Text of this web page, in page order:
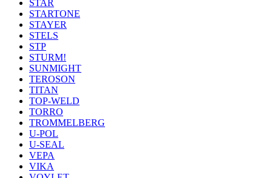
STAR
STARTONE
STAYER
STELS
STP
STURM!
SUNMIGHT
TEROSON
TITAN
TOP-WELD
TORRO
TROMMELBERG
U-POL
U-SEAL
VEPA
VIKA